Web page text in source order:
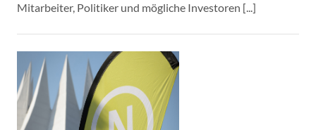
Mitarbeiter, Politiker und mögliche Investoren [...]